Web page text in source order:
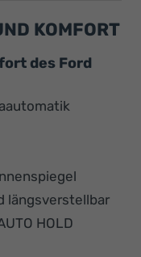
KOMFORT
des Ford
längsverstellbar
HOLD